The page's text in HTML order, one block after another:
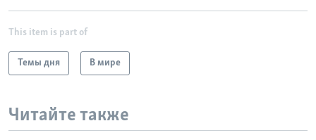
This item is part of
Темы дня В мире
Читайте также